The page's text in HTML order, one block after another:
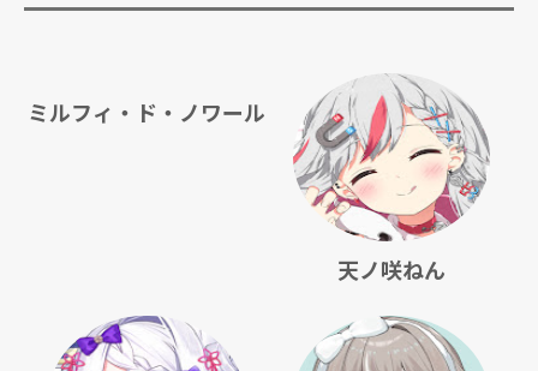
ミルフィ・ド・ノワール
天ノ咲ねん